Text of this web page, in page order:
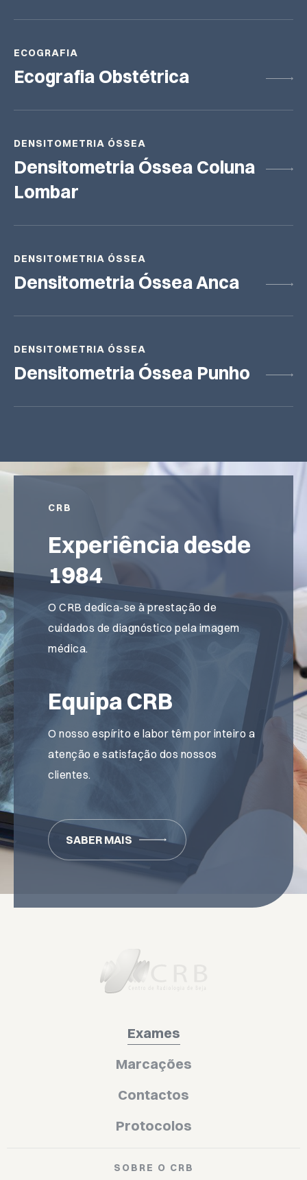
ECOGRAFIA
Ecografia Obstétrica
DENSITOMETRIA ÓSSEA
Densitometria Óssea Coluna
Lombar
DENSITOMETRIA ÓSSEA
Densitometria Óssea Anca
DENSITOMETRIA ÓSSEA
Densitometria Óssea Punho
CRB
Experiência desde
1984
O CRB dedica-se à prestação de
cuidados de diagnóstico pela imagem
médica.
Equipa CRB
O nosso espírito e labor têm por inteiro a
atenção e satisfação dos nossos
clientes.
SABER MAIS
Exames
Marcações
Contactos
Protocolos
SOBRE O CRB